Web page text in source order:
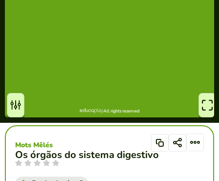
Os órgãos do sistema digestivo
Mots Mêlés